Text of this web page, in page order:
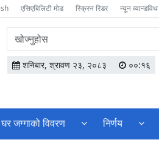
एसिएबिलिटी मोड स्क्रिन रिडर न्यून व्यान्डविथ
वेबसाइटमा
सामग्री
खोज्नुहोस
शनिबार, श्रावण २३, २०८३ ००:१६
घर जग्गाको विवरण निर्णय